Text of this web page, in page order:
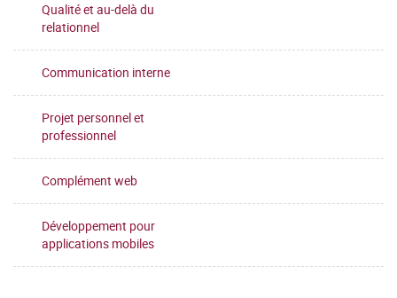
Qualité et au-delà du
relationnel
Communication interne
Projet personnel et
professionnel
Complément web
Développement pour
applications mobiles